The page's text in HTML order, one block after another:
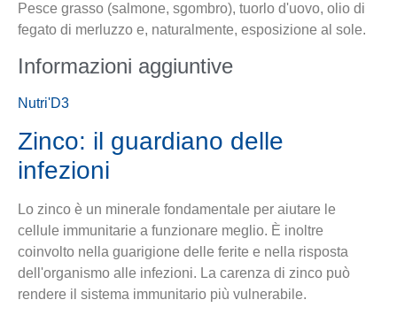
Pesce grasso (salmone, sgombro), tuorlo d'uovo, olio di
fegato di merluzzo e, naturalmente, esposizione al sole.
Informazioni aggiuntive
Nutri'D3
Zinco: il guardiano delle
infezioni
Lo zinco è un minerale fondamentale per aiutare le
cellule immunitarie a funzionare meglio. È inoltre
coinvolto nella guarigione delle ferite e nella risposta
dell'organismo alle infezioni. La carenza di zinco può
rendere il sistema immunitario più vulnerabile.